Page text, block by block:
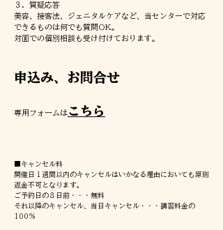
３．質疑応答
美容、接客法、ジェニタルケアなど、当センターで対応
できるものは何でも質問OK。
対面での個別相談も受け付けております。
申込み、お問合せ
専用フォームは こちら
■キャンセル料
​開催日１週間以内のキャンセルはいかなる理由においても原則
返金不可となります。
ご予約日の８日前・・・無料
それ以降のキャンセル、当日キャンセル・・・講習料金の
100%